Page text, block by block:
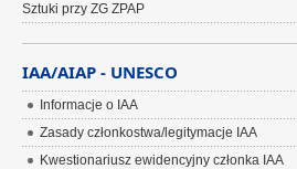
Sztuki przy ZG ZPAP
IAA/AIAP - UNESCO
Informacje o IAA
Zasady członkostwa/legitymacje IAA
Kwestionariusz ewidencyjny członka IAA